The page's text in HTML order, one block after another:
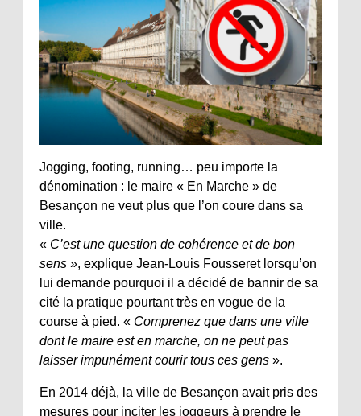
Jogging, footing, running… peu importe la
dénomination : le maire « En Marche » de
Besançon ne veut plus que l’on coure dans sa
ville.
« C’est une question de cohérence et de bon
sens », explique Jean-Louis Fousseret lorsqu’on
lui demande pourquoi il a décidé de bannir de sa
cité la pratique pourtant très en vogue de la
course à pied. « Comprenez que dans une ville
dont le maire est en marche, on ne peut pas
laisser impunément courir tous ces gens ».
En 2014 déjà, la ville de Besançon avait pris des
mesures pour inciter les joggeurs à prendre le